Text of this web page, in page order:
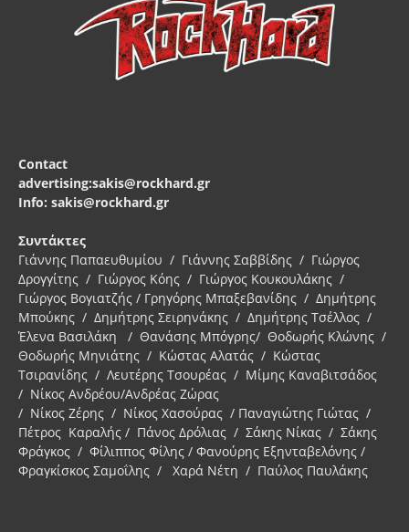
Contact
advertising:sakis@rockhard.gr
Info: sakis@rockhard.gr
Συντάκτες
Γιάννης Παπαευθυμίου / Γιάννης Σαββίδης / Γιώργος
Δρογγίτης / Γιώργος Κόης / Γιώργος Κουκουλάκης /
Γιώργος Βογιατζής / Γρηγόρης Μπαξεβανίδης / Δημήτρης
Μπούκης / Δημήτρης Σειρηνάκης / Δημήτρης Τσέλλος /
Έλενα Βασιλάκη / Θανάσης Μπόγρης/ Θοδωρής Κλώνης /
Θοδωρής Μηνιάτης / Κώστας Αλατάς / Κώστας
Τσιρανίδης / Λευτέρης Τσουρέας / Μίμης Καναβιτσάδος
/ Νίκος Ανδρέου/Ανδρέας Ζώρας
/ Νίκος Ζέρης / Νίκος Χασούρας / Παναγιώτης Γιώτας /
Πέτρος Καραλής / Πάνος Δρόλιας / Σάκης Νίκας / Σάκης
Φράγκος / Φίλιππος Φίλης / Φανούρης Εξηνταβελόνης /
Φραγκίσκος Σαμοΐλης / Χαρά Νέτη / Παύλος Παυλάκης